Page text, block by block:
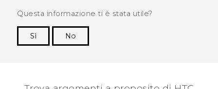
Questa informazione ti è stata utile?
Sì
No